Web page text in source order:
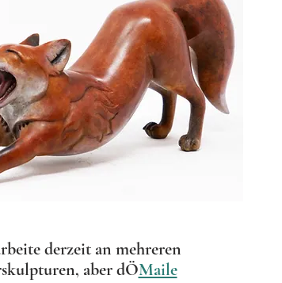
derzeit an mehreren
aber dÖMaile